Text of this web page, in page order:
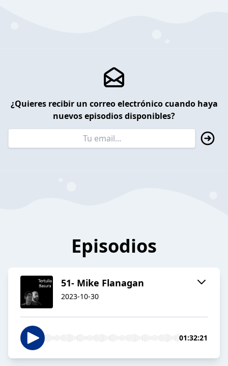
¿Quieres recibir un correo electrónico cuando haya
nuevos episodios disponibles?
Episodios
51- Mike Flanagan
2023-10-30
01:32:21